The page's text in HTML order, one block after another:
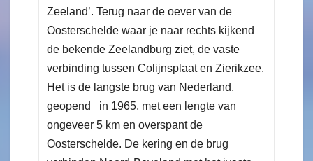
Zeeland’. Terug naar de oever van de
Oosterschelde waar je naar rechts kijkend
de bekende Zeelandburg ziet, de vaste
verbinding tussen Colijnsplaat en Zierikzee.
Het is de langste brug van Nederland,
geopend in 1965, met een lengte van
ongeveer 5 km en overspant de
Oosterschelde. De kering en de brug